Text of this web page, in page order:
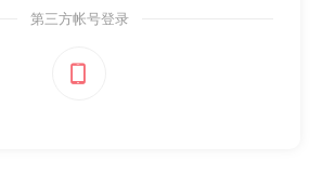
第三方帐号登录
